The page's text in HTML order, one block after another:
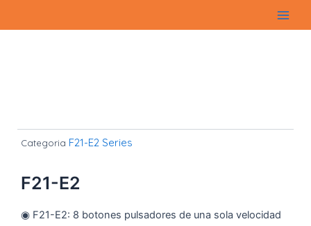
Main
Categoria F21-E2 Series
F21-E2
◉ F21-E2: 8 botones pulsadores de una sola velocidad